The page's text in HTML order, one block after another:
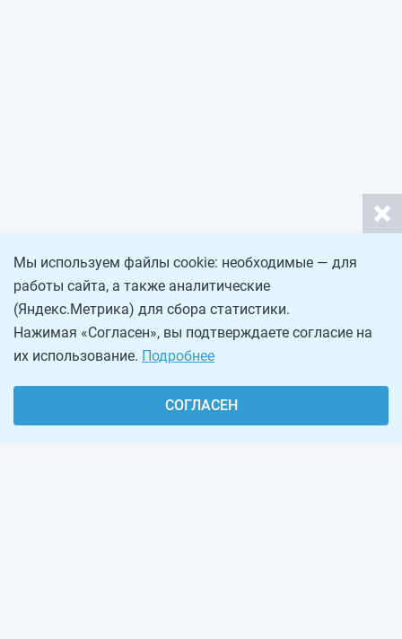
Мы используем файлы cookie: необходимые — для
работы сайта, а также аналитические
(Яндекс.Метрика) для сбора статистики.
Нажимая «Согласен», вы подтверждаете согласие на
их использование. Подробнее
СОГЛАСЕН